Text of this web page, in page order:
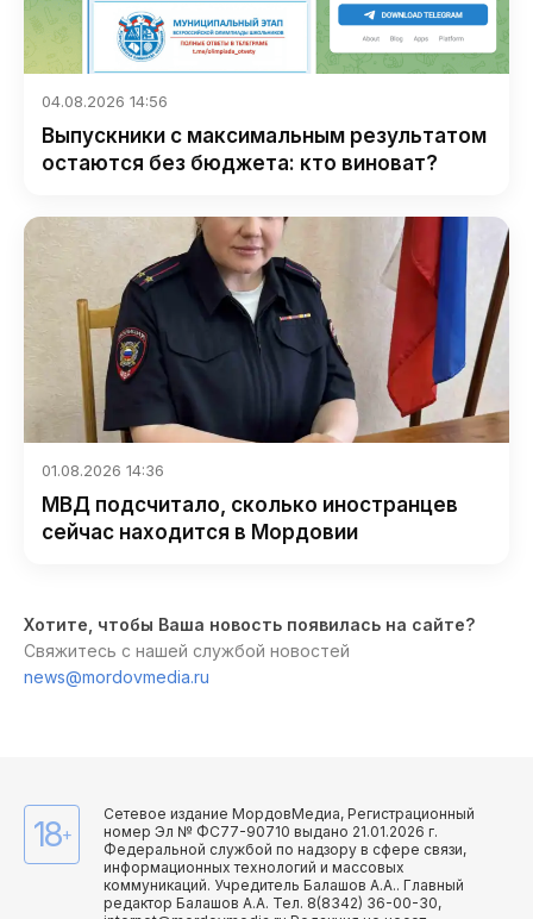
04.08.2026 14:56
Выпускники с максимальным результатом
остаются без бюджета: кто виноват?
01.08.2026 14:36
МВД подсчитало, сколько иностранцев
сейчас находится в Мордовии
Хотите, чтобы Ваша новость появилась на сайте?
Свяжитесь с нашей службой новостей
news@mordovmedia.ru
18+
Сетевое издание МордовМедиа, Регистрационный
номер Эл № ФС77-90710 выдано 21.01.2026 г.
Федеральной службой по надзору в сфере связи,
информационных технологий и массовых
коммуникаций. Учредитель Балашов А.А.. Главный
редактор Балашов А.А. Тел. 8(8342) 36-00-30,